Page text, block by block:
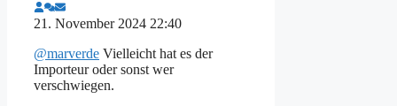
21. November 2024 22:40
@marverde Vielleicht hat es der
Importeur oder sonst wer
verschwiegen.